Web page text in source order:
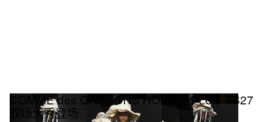
COMME des GARÇONS HOMME PLUS SS27
双场大秀登场